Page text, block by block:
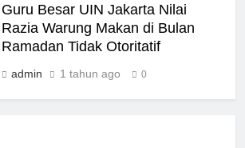
Guru Besar UIN Jakarta Nilai
Razia Warung Makan di Bulan
Ramadan Tidak Otoritatif
admin 1 tahun ago 0